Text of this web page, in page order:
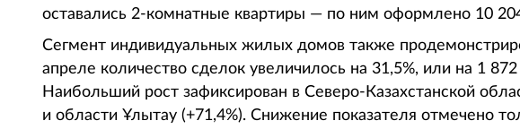
оставались 2-комнатные квартиры — по ним оформлено 10
Сегмент индивидуальных жилых домов также
апреле количество сделок увеличилось на 31,5%, или на 1
Наибольший рост зафиксирован в Северо-Казахстанской
и области Ұлытау (+71,4%). Снижение показателя отмечено